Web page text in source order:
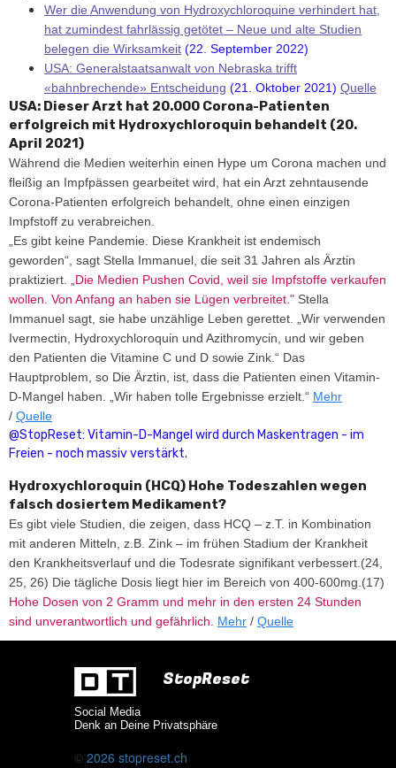
Wer die Anwendung von Hydroxychloroquine verhindert hat,
hat zumindest fahrlässig getötet – Neue und alte Studien
belegen die Wirksamkeit (22. September 2022)
USA: Generalstaatsanwalt von Nebraska trifft
«bahnbrechende» Entscheidung (21. Oktober 2021) Quelle
USA: Dieser Arzt hat 20.000 Corona-Patienten
erfolgreich mit Hydroxychloroquin behandelt (20.
April 2021)
Während die Medien weiterhin einen Hype um Corona machen und
fleißig an Impfpässen gearbeitet wird, hat ein Arzt zehntausende
Corona-Patienten erfolgreich behandelt, ohne einen einzigen
Impfstoff zu verabreichen.
„Es gibt keine Pandemie. Diese Krankheit ist endemisch
geworden“, sagt Stella Immanuel, die seit 31 Jahren als Ärztin
praktiziert.
„Die Medien Pushen Covid, weil sie Impfstoffe verkaufen
wollen. Von Anfang an haben sie Lügen verbreitet." Stella
Immanuel sagt, sie habe unzählige Leben gerettet. „Wir verwenden
Ivermectin, Hydroxychloroquin und Azithromycin, und wir geben
den Patienten die Vitamine C und D sowie Zink.“ Das
Hauptproblem, so Die Ärztin, ist, dass die Patienten einen Vitamin-
D-Mangel haben. „Wir haben tolle Ergebnisse erzielt.“ Mehr
/ Quelle
@StopReset: Vitamin-D-Mangel wird durch Maskentragen - im
Freien - noch massiv verstärkt.
Hydroxychloroquin (HCQ) Hohe Todeszahlen wegen
falsch dosiertem Medikament?
Es gibt viele Studien, die zeigen, dass HCQ – z.T. in Kombination
mit anderen Mitteln, z.B. Zink – im frühen Stadium der Krankheit
den Krankheitsverlauf und die Todesrate signifikant verbessert.(24,
25, 26) Die tägliche Dosis liegt hier im Bereich von 400-600mg.(17)
Hohe Dosen von 2 Gramm und mehr in den ersten 24 Stunden
sind unverantwortlich und gefährlich
Mehr / Quelle
© 2026 stopreset.ch
Social Media
Denk an Deine Privatsphäre
StopReset